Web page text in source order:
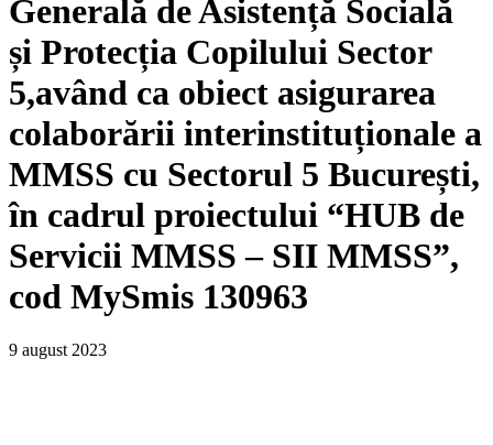
Generală de Asistență Socială
și Protecția Copilului Sector
5,având ca obiect asigurarea
colaborării interinstituționale a
MMSS cu Sectorul 5 București,
în cadrul proiectului “HUB de
Servicii MMSS – SII MMSS”,
cod MySmis 130963
9 august 2023